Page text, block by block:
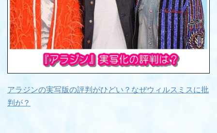
アラジンの実写版の評判がひどい？なぜウィルスミスに批
判が？